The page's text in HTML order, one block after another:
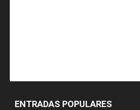
ENTRADAS POPULARES